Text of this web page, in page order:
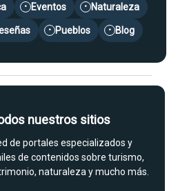
• Eventos • Naturaleza
• Pueblos • Blog
nuestros sitios
de portales especializados y
de contenidos sobre turismo,
naturaleza y mucho más.